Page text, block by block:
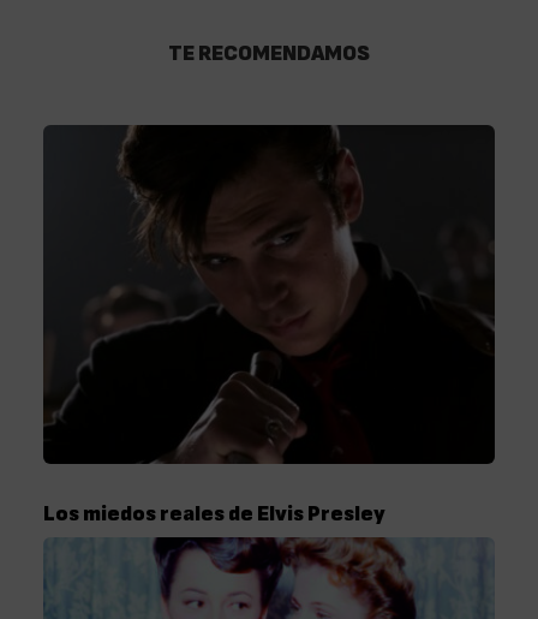
TE RECOMENDAMOS
Los miedos reales de Elvis Presley